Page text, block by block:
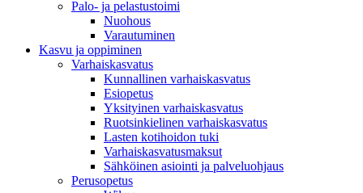
Palo- ja pelastustoimi
Nuohous
Varautuminen
Kasvu ja oppiminen
Varhaiskasvatus
Kunnallinen varhaiskasvatus
Esiopetus
Yksityinen varhaiskasvatus
Ruotsinkielinen varhaiskasvatus
Lasten kotihoidon tuki
Varhaiskasvatusmaksut
Sähköinen asiointi ja palveluohjaus
Perusopetus